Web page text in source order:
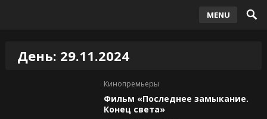
MENU
День: 29.11.2024
Кинопремьеры
Фильм «Последнее замыкание.
Конец света»